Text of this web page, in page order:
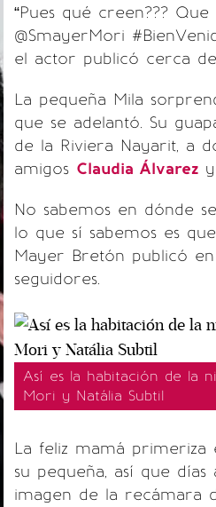
“Pues qué creen???
@SmayerMori
el actor publicó cerca
La pequeña Mila
que se adelantó. Su
de la Riviera Nayarit, a
amigos Claudia Álvarez y
No sabemos en dónde
lo que sí sabemos es
Mayer Bretón publicó
seguidores.
Así es la habitación de la
Mori y Natália Subtil
La feliz mamá primeriza
su pequeña, así que
imagen de la recámara